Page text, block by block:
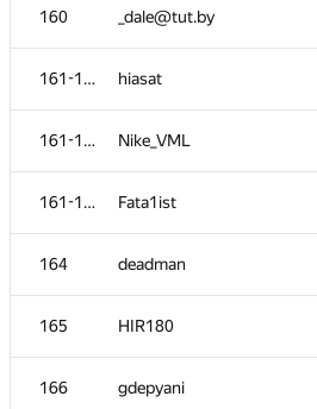
160 _dale@tut.by
161-163 hiasat
161-163 Nike_VML
161-163 Fata1ist
164 deadman
165 HIR180
166 gdepyani